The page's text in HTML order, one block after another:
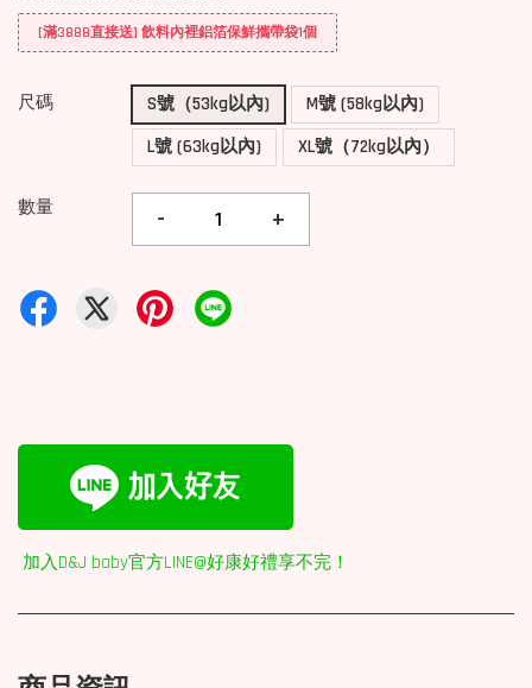
[滿3888直接送] 飲料內裡鋁箔保鮮攜帶袋1個
尺碼 S號（53kg以內)
M號 (58kg以內)
L號 (63kg以內)
XL號（72kg以內）
數量 - +
加入D&J baby官方LINE@好康好禮享不完！